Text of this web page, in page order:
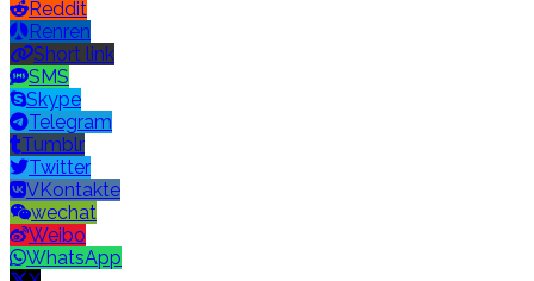
Reddit
Renren
Short link
SMS
Skype
Telegram
Tumblr
Twitter
VKontakte
wechat
Weibo
WhatsApp